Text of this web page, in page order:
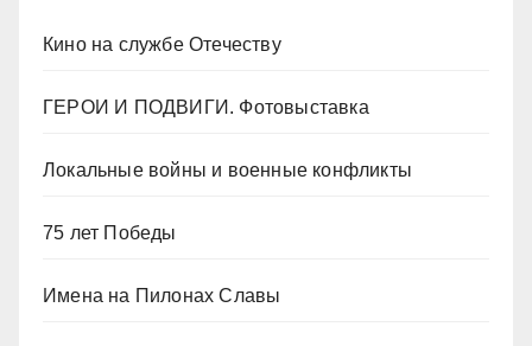
Кино на службе Отечеству
ГЕРОИ И ПОДВИГИ. Фотовыставка
Локальные войны и военные конфликты
75 лет Победы
Имена на Пилонах Славы